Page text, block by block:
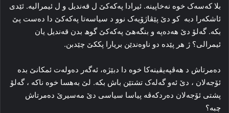
بلا که‌سه‌ک خوه‌ نه‌خاپینه‌. ئیرادا پەکەکێ ل قه‌ندیل و ل ئیمرالیه‌. ئێدی
ئاشكەرا دبە کو دێ پێڤاژۆیه‌ک نوو د سیاسه‌تا پەکەکێ دا‌ ده‌ست پێ
بکه‌. گه‌لۆ دێ هەدەپە و بنگه‌هێ پەکەکێ گوھ بدن قه‌ندیل یان
ئیمرالی؟ ژ هر پێده‌ دو ناوه‌ندێن بریارا پککێ چێدبن.
ده‌مرتاش د هه‌ڤپه‌یڤینه‌کا خوه‌ دا‌ دبێژه‌، ئه‌گه‌ر ده‌وله‌ت ئمکانێ بده‌
ئۆجەلان ، دێ ئه‌و گه‌له‌ک تشتێن باش بکه‌. لێ به‌هسا خوه‌ ناکه‌ ، گه‌لۆ
پشتی ئۆجەلان ده‌ردکه‌ڤه‌ پیاسا سیاسی دێ مه‌سیرێ ده‌مرتاش
چبه‌؟